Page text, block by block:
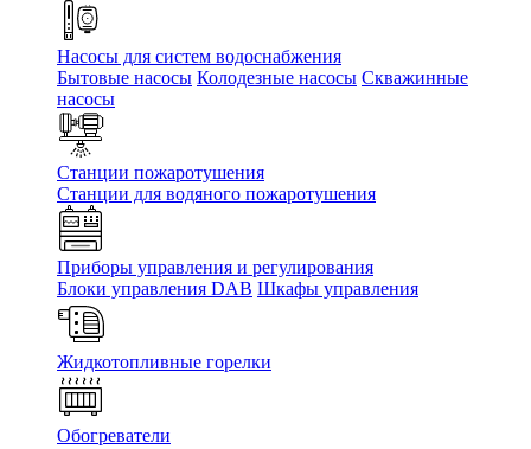
Насосы для систем водоснабжения
Бытовые насосы Колодезные насосы Скважинные
насосы
Станции пожаротушения
Станции для водяного пожаротушения
Приборы управления и регулирования
Блоки управления DAB Шкафы управления
Жидкотопливные горелки
Обогреватели